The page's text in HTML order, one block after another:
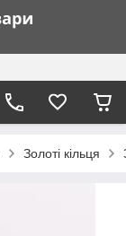
Золоті кільця